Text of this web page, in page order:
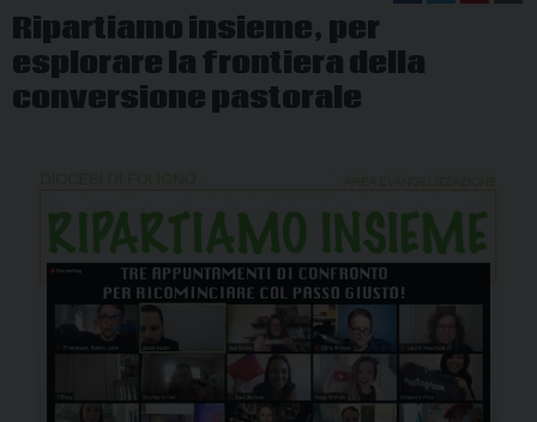
Ripartiamo insieme, per
esplorare la frontiera della
conversione pastorale